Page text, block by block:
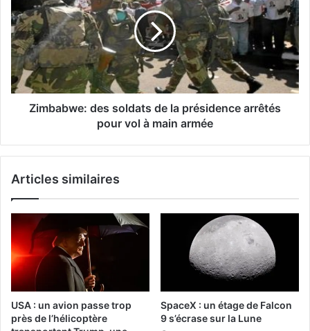
Zimbabwe: des soldats de la présidence arrêtés
pour vol à main armée
Articles similaires
USA : un avion passe trop
près de l’hélicoptère
SpaceX : un étage de Falcon
9 s’écrase sur la Lune